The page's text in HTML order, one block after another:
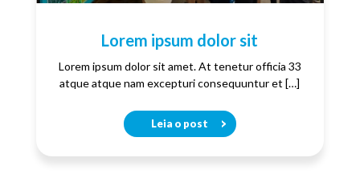
Lorem ipsum dolor sit
Lorem ipsum dolor sit amet. At tenetur officia 33
atque atque nam excepturi consequuntur et […]
Leia o post